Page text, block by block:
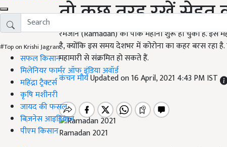
#Top on Krishi Jagran
सफल किसान
मिलेनियर फार्मर ऑफ इंडिया अवॉर्ड
महिंद्रा ट्रैक्टर्स
कृषि मशीनरी
जायद की फसल
बिज़नेस आइडियाज
पीएम किसान
तो कुछ तरह रखें सेहत
रमजान (Ramadan) का पाक महीना शुरू हो चुका है. इस
है, क्योंकि इस समय देशभर में कोरोना का कहर बरस रहा
महामारी से संक्रमित हो सकते हैं.
कंचन मौर्यUpdated on 16 April, 2021 4:43 PM IST
Ramadan 2021